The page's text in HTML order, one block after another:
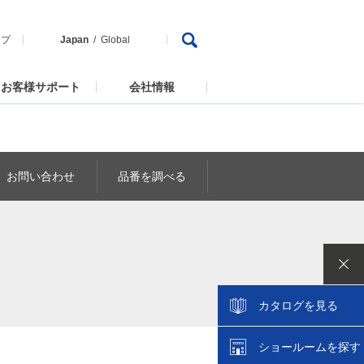
Japan Global
お客様サポート 会社情報
お問い合わせ 品番を調べる
カタログを見る
ショールームを探す